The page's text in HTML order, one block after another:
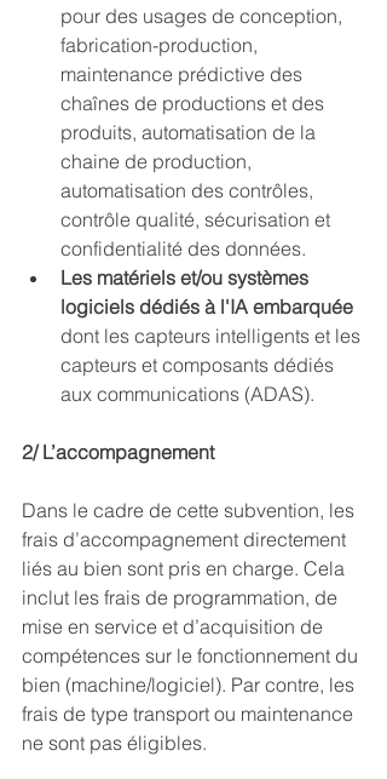
pour des usages de conception,
fabrication-production,
maintenance prédictive des
chaînes de productions et des
produits, automatisation de la
chaine de production,
automatisation des contrôles,
contrôle qualité, sécurisation et
confidentialité des données.
Les matériels et/ou systèmes
logiciels dédiés à l'IA embarquée
dont les capteurs intelligents et les
capteurs et composants dédiés
aux communications (ADAS).
2/ L’accompagnement
Dans le cadre de cette subvention, les
frais d’accompagnement directement
liés au bien sont pris en charge. Cela
inclut les frais de programmation, de
mise en service et d’acquisition de
compétences sur le fonctionnement du
bien (machine/logiciel). Par contre, les
frais de type transport ou maintenance
ne sont pas éligibles.